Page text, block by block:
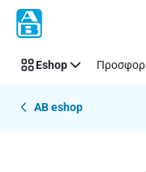
Παράλειψη
Eshop
AB eshop